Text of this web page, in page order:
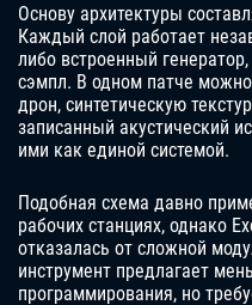
Основу архитектуры
Каждый слой работает
либо встроенный
сэмпл. В одном патче
дрон, синтетическую
записанный акустический
ими как единой системой.
Подобная схема давно
рабочих станциях, однако
отказалась от сложной
инструмент предлагает
программирования, но